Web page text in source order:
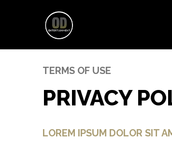
TERMS OF USE
PRIVACY
LOREM IPSUM DOLOR SIT